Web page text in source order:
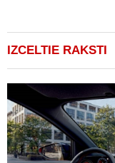
IZCELTIE RAKSTI